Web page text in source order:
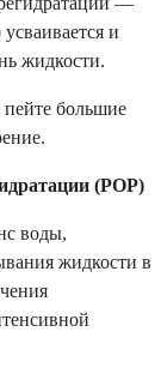
и
жидкости.
пейте большие
(РОР)
воды,
жидкости в